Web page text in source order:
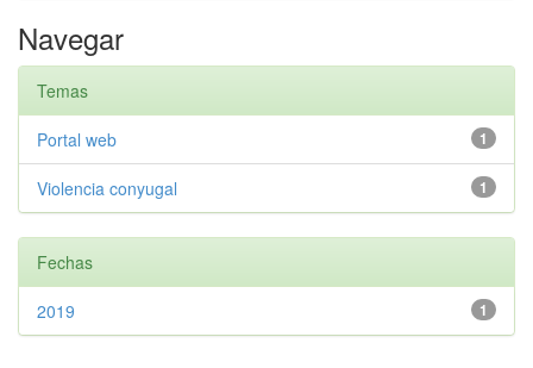
Navegar
Temas
1
Portal web
1
Violencia conyugal
Fechas
1
2019